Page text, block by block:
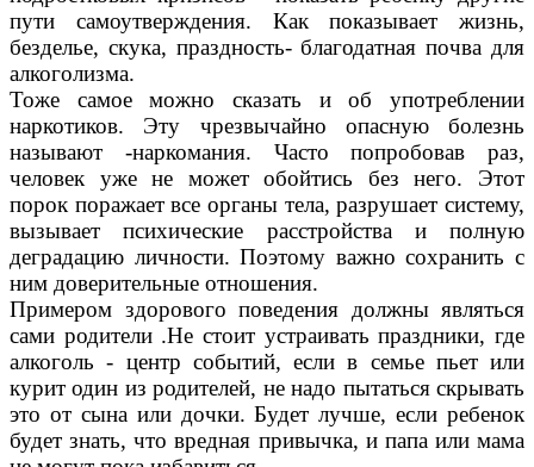
пути самоутверждения. Как показывает жизнь,
безделье, скука, праздность- благодатная почва для
алкоголизма.
Тоже самое можно сказать и об употреблении
наркотиков. Эту чрезвычайно опасную болезнь
называют -наркомания. Часто попробовав раз,
человек уже не может обойтись без него. Этот
порок поражает все органы тела, разрушает систему,
вызывает психические расстройства и полную
деградацию личности. Поэтому важно сохранить с
ним доверительные отношения.
Примером здорового поведения должны являться
сами родители .Не стоит устраивать праздники, где
алкоголь - центр событий, если в семье пьет или
курит один из родителей, не надо пытаться скрывать
это от сына или дочки. Будет лучше, если ребенок
будет знать, что вредная привычка, и папа или мама